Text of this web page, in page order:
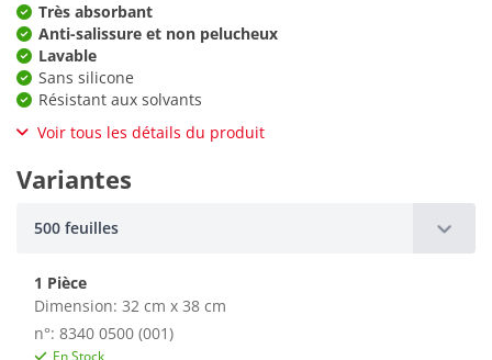
Très absorbant
Anti-salissure et non pelucheux
Lavable
Sans silicone
Résistant aux solvants
Voir tous les détails du produit
Variantes
500 feuilles
1 Pièce
Dimension: 32 cm x 38 cm
n°: 8340 0500 (001)
En Stock